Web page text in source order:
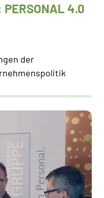
PERSONAL 4.0
der